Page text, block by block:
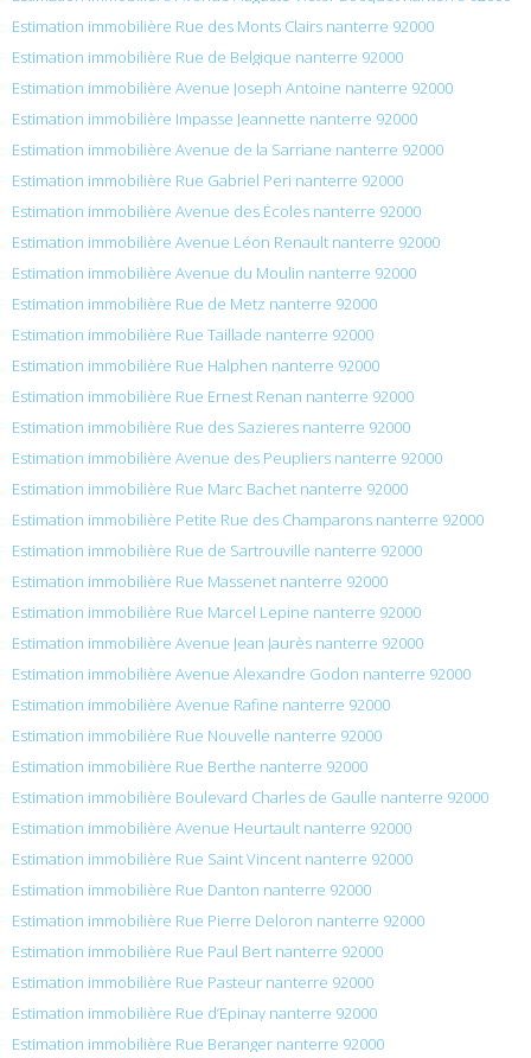
Estimation immobilière Rue des Monts Clairs nanterre 92000
Estimation immobilière Rue de Belgique nanterre 92000
Estimation immobilière Avenue Joseph Antoine nanterre 92000
Estimation immobilière Impasse Jeannette nanterre 92000
Estimation immobilière Avenue de la Sarriane nanterre 92000
Estimation immobilière Rue Gabriel Peri nanterre 92000
Estimation immobilière Avenue des Écoles nanterre 92000
Estimation immobilière Avenue Léon Renault nanterre 92000
Estimation immobilière Avenue du Moulin nanterre 92000
Estimation immobilière Rue de Metz nanterre 92000
Estimation immobilière Rue Taillade nanterre 92000
Estimation immobilière Rue Halphen nanterre 92000
Estimation immobilière Rue Ernest Renan nanterre 92000
Estimation immobilière Rue des Sazieres nanterre 92000
Estimation immobilière Avenue des Peupliers nanterre 92000
Estimation immobilière Rue Marc Bachet nanterre 92000
Estimation immobilière Petite Rue des Champarons nanterre 92000
Estimation immobilière Rue de Sartrouville nanterre 92000
Estimation immobilière Rue Massenet nanterre 92000
Estimation immobilière Rue Marcel Lepine nanterre 92000
Estimation immobilière Avenue Jean Jaurès nanterre 92000
Estimation immobilière Avenue Alexandre Godon nanterre 92000
Estimation immobilière Avenue Rafine nanterre 92000
Estimation immobilière Rue Nouvelle nanterre 92000
Estimation immobilière Rue Berthe nanterre 92000
Estimation immobilière Boulevard Charles de Gaulle nanterre 92000
Estimation immobilière Avenue Heurtault nanterre 92000
Estimation immobilière Rue Saint Vincent nanterre 92000
Estimation immobilière Rue Danton nanterre 92000
Estimation immobilière Rue Pierre Deloron nanterre 92000
Estimation immobilière Rue Paul Bert nanterre 92000
Estimation immobilière Rue Pasteur nanterre 92000
Estimation immobilière Rue d’Epinay nanterre 92000
Estimation immobilière Rue Beranger nanterre 92000